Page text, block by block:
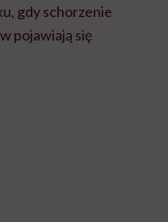
gdy schorzenie
pojawiają się